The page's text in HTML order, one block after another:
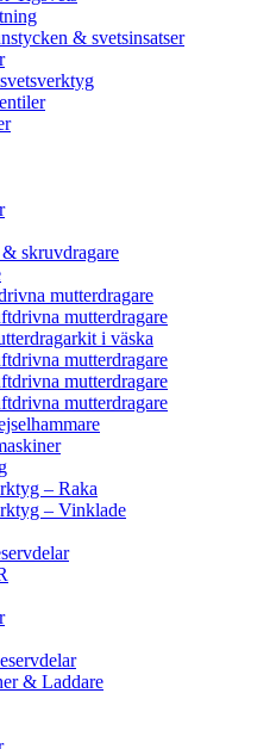
& svetsinsatser
skruvdragare
mutterdragare
mutterdragare
i väska
mutterdragare
mutterdragare
mutterdragare
– Raka
– Vinklade
& Laddare